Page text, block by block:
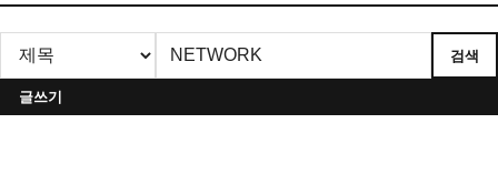
판
게
검색
글쓰기